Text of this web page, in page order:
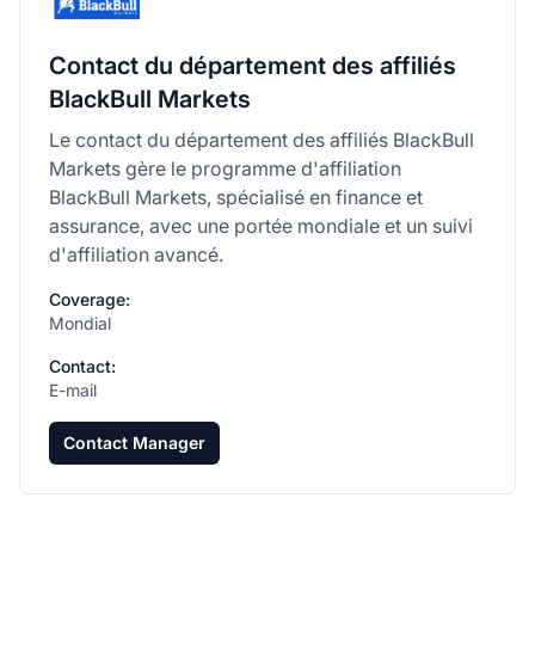
Contact du département des affiliés
BlackBull Markets
Le contact du département des affiliés BlackBull
Markets gère le programme d'affiliation
BlackBull Markets, spécialisé en finance et
assurance, avec une portée mondiale et un suivi
d'affiliation avancé.
Coverage:
Mondial
Contact:
E-mail
Contact Manager